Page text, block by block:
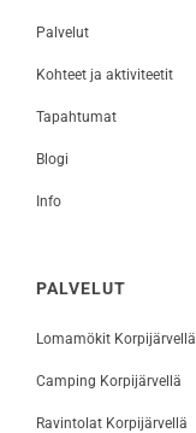
Palvelut
Kohteet ja aktiviteetit
Tapahtumat
Blogi
Info
PALVELUT
Lomamökit Korpijärvellä
Camping Korpijärvellä
Ravintolat Korpijärvellä